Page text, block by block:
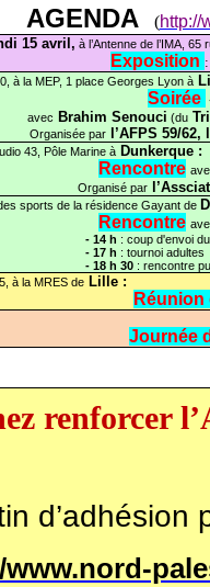
AGENDA (http://
15 avril, à l’Antenne de l’IMA, 65
Exposition
à la MEP, 1 place Georges Lyon à
Soirée
avec Brahim Senouci (du
Organisée par
l’AFPS 59/
43, Pôle Marine à Dunkerque :
Rencontre
Organisé parl’
sports de la résidence Gayant de
Rencontre
- 14 h : coup d'envoi
- 17 h : tournoi adultes
- 18 h 30 : rencontre
à la MRES de Lille :
Réunion
Journée
renforcer
d’adhésion